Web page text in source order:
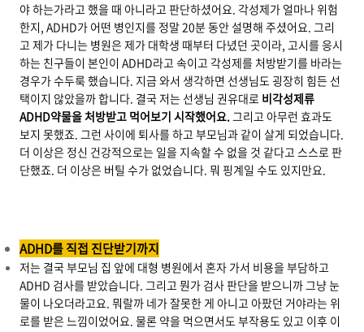
야 하는가라고 했을 때 아니라고 판단하셨어요. 각성제가 얼마나 위험
한지, ADHD가 어떤 병인지를 정말 20분 동안 설명해 주셨어요. 그리
고 제가 다니는 병원은 제가 대학생 때부터 다녔던 곳이라, 고시를 응시
하는 친구들이 본인이 ADHD라고 속이고 각성제를 처방받기를 바라는
경우가 수두룩 했습니다. 지금 와서 생각하면 선생님도 굉장히 힘든 선
택이지 않았을까 합니다. 결국 저는 선생님 권유대로 비각성제류
ADHD약물을 처방받고 먹어보기 시작했어요.그리고 아무런 효과도
보지 못했죠. 그런 사이에 퇴사를 하고 부모님과 같이 살게 되었습니다.
더 이상은 정신 건강적으로는 일을 지속할 수 없을 것 같다고 스스로 판
단했죠. 더 이상은 버틸 수가 없었습니다. 뭐 핑계일 수도 있지만요.
ADHD를 직접 진단받기까지
저는 결국 부모님 집 앞에 대형 병원에서 혼자 가서 비용을 부담하고
ADHD 검사를 받았습니다. 그리고 뭔가 검사 판단을 받으니까 그냥 눈
물이 나오더라고요. 뭐랄까 네가 잘못한 게 아니고 아팠던 거야라는 위
로를 받은 느낌이었어요. 물론 약을 먹으면서도 부작용도 있고 이후 이